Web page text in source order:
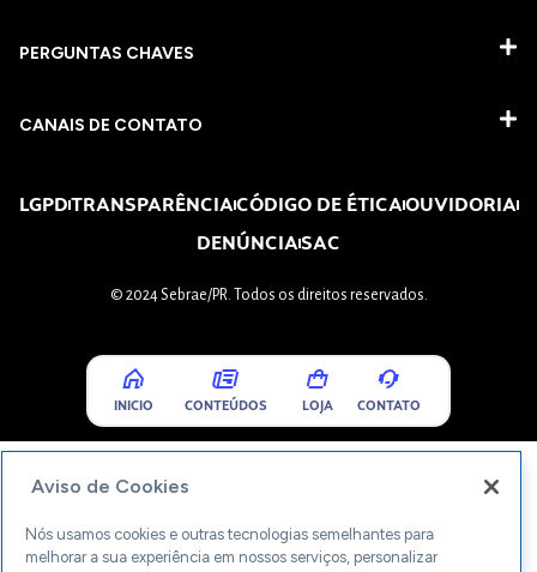
PERGUNTAS CHAVES​
CANAIS DE CONTATO
LGPDTRANSPARÊNCIACÓDIGO DE ÉTICAOUVIDORIA
DENÚNCIASAC
© 2024 Sebrae/PR. Todos os direitos reservados.
INICIO CONTEÚDOS LOJA CONTATO
Aviso de Cookies
Nós usamos cookies e outras tecnologias semelhantes para
melhorar a sua experiência em nossos serviços, personalizar